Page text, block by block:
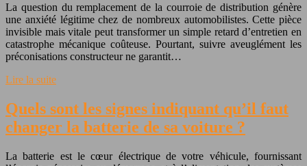
La question du remplacement de la courroie de distribution génère
une anxiété légitime chez de nombreux automobilistes. Cette pièce
invisible mais vitale peut transformer un simple retard d’entretien en
catastrophe mécanique coûteuse. Pourtant, suivre aveuglément les
préconisations constructeur ne garantit…
Lire la suite
Quels sont les signes indiquant qu’il faut
changer la batterie de sa voiture ?
La batterie est le cœur électrique de votre véhicule, fournissant